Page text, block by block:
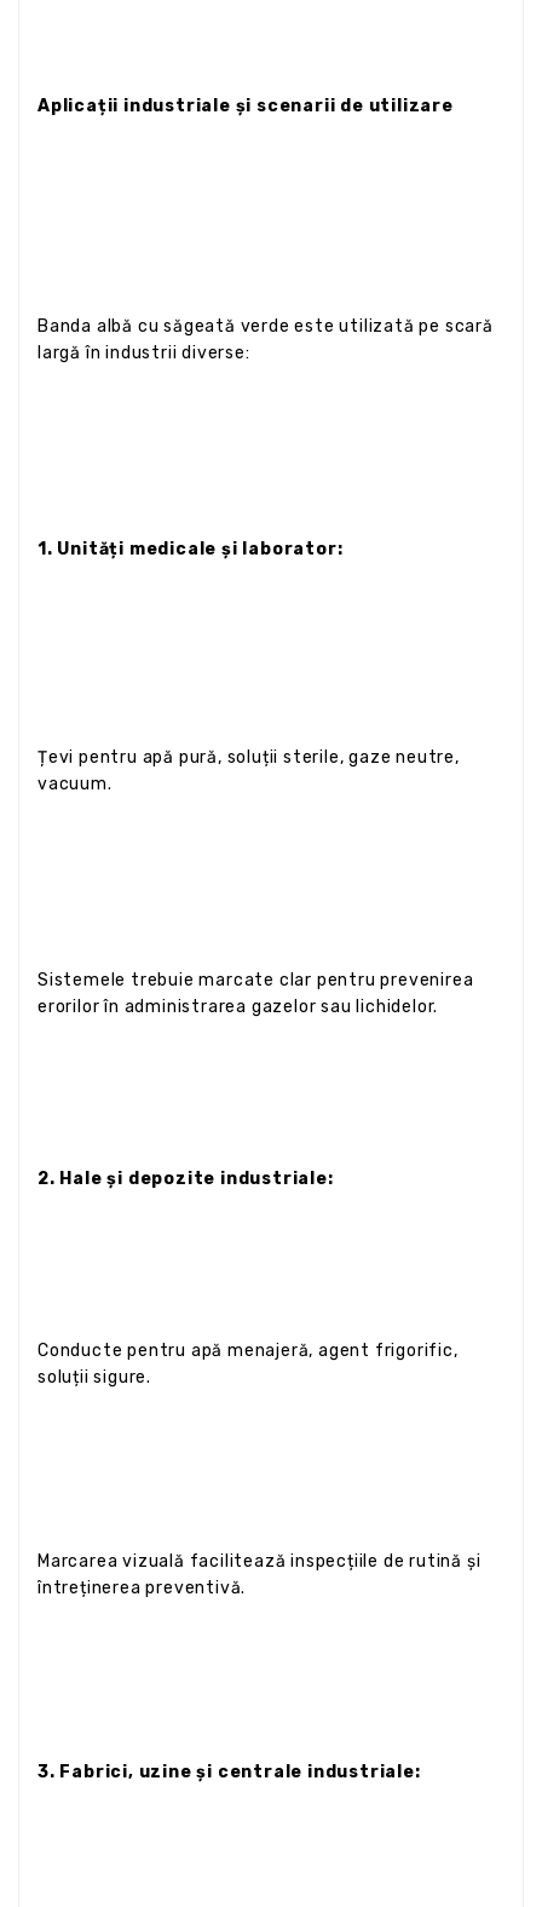
Aplicații industriale și scenarii de utilizare
Banda albă cu săgeată verde este utilizată pe scară
largă în industrii diverse:
1. Unități medicale și laborator:
Țevi pentru apă pură, soluții sterile, gaze neutre,
vacuum.
Sistemele trebuie marcate clar pentru prevenirea
erorilor în administrarea gazelor sau lichidelor.
2. Hale și depozite industriale:
Conducte pentru apă menajeră, agent frigorific,
soluții sigure.
Marcarea vizuală facilitează inspecțiile de rutină și
întreținerea preventivă.
3. Fabrici, uzine și centrale industriale: